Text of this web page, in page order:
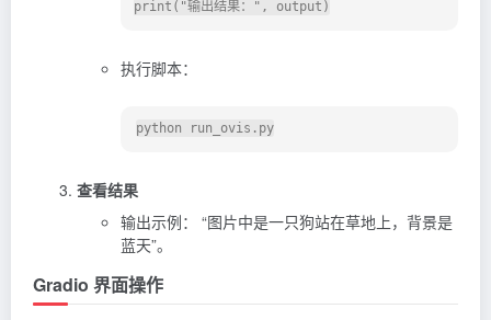
执行脚本：
查看结果
输出示例： “图片中是一只狗站在草地上，背景是
蓝天”。
Gradio 界面操作